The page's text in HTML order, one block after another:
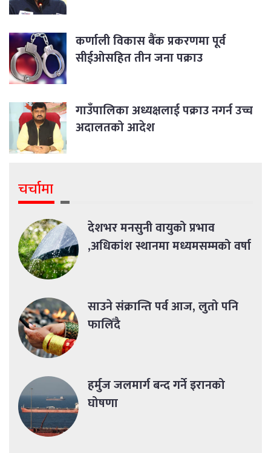
कर्णाली विकास बैंक प्रकरणमा पूर्व
सीईओसहित तीन जना पक्राउ
गाउँपालिका अध्यक्षलाई पक्राउ नगर्न उच्च
अदालतको आदेश
चर्चामा
देशभर मनसुनी वायुको प्रभाव
,अधिकांश स्थानमा मध्यमसम्मको वर्षा
साउने संक्रान्ति पर्व आज, लुतो पनि
फालिँदै
हर्मुज जलमार्ग बन्द गर्ने इरानको
घोषणा